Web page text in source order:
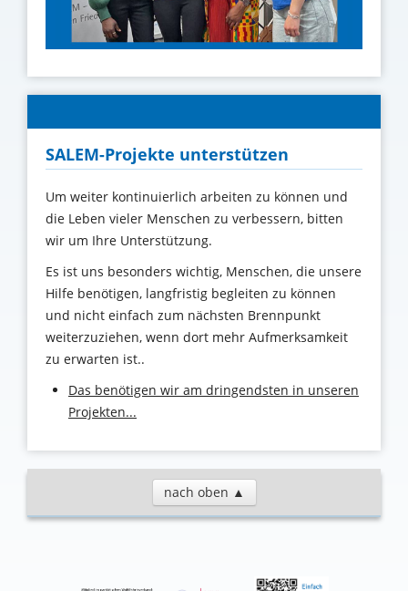
SALEM-Projekte unterstützen
Um weiter kontinuierlich arbeiten zu können und
die Leben vieler Menschen zu verbessern, bitten
wir um Ihre Unterstützung.
Es ist uns besonders wichtig, Menschen, die unsere
Hilfe benötigen, langfristig begleiten zu können
und nicht einfach zum nächsten Brennpunkt
weiterzuziehen, wenn dort mehr Aufmerksamkeit
zu erwarten ist..
Das benötigen wir am dringendsten in unseren
Projekten...
nach oben ▲